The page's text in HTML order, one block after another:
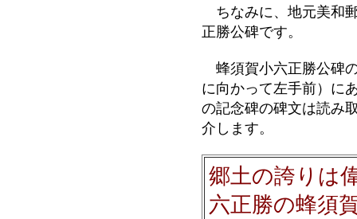
ちなみに、地元美和
正勝公碑です。
蜂須賀小六正勝公碑
に向かって左手前）に
の記念碑の碑文は読み
介します。
郷土の誇りは
六正勝の蜂須